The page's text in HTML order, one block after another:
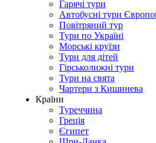
Гарячі тури
Автобусні тури
Повітряний тур
Тури по Україні
Морські круїзи
Тури для дітей
Гірськолижні тури
Тури на свята
Чартери з Кишинева
Країни
Туреччина
Греція
Єгипет